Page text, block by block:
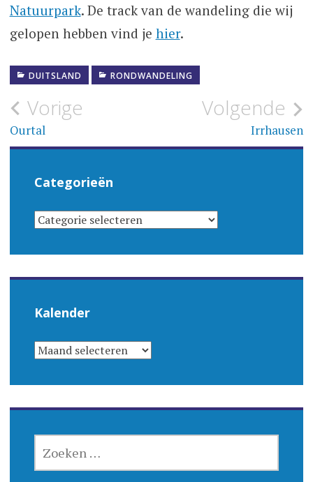
Natuurpark. De track van de wandeling die wij
gelopen hebben vind je hier.
DUITSLAND RONDWANDELING
Bericht
navigatie
Vorige
Ourtal
Volgende
Irrhausen
Categorieën
CATEGORIEËN
Kalender
KALENDER
NAAR: